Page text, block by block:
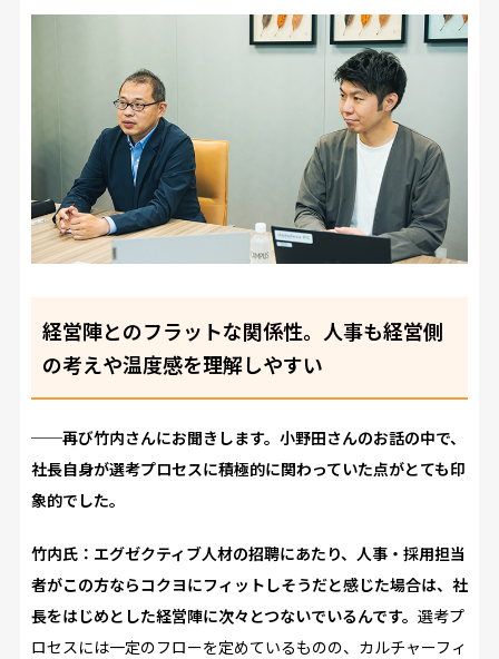
経営陣とのフラットな関係性。人事も経営側
の考えや温度感を理解しやすい
──再び竹内さんにお聞きします。小野田さんのお話の中で、
社長自身が選考プロセスに積極的に関わっていた点がとても印
象的でした。
竹内氏：エグゼクティブ人材の招聘にあたり、人事・採用担当
者がこの方ならコクヨにフィットしそうだと感じた場合は、社
長をはじめとした経営陣に次々とつないでいるんです。 選考プ
ロセスには一定のフローを定めているものの、カルチャーフィ